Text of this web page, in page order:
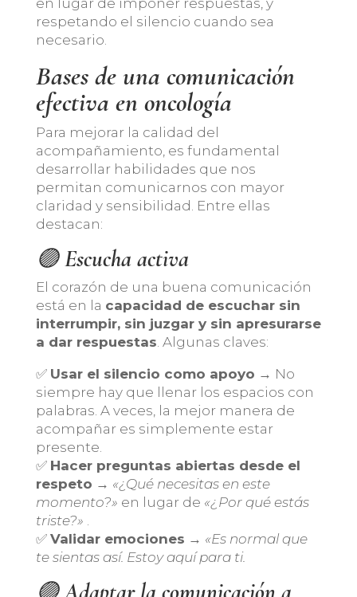
respetando el silencio cuando sea
necesario.
Bases de una comunicación
efectiva en oncología
Para mejorar la calidad del
acompañamiento, es fundamental
desarrollar habilidades que nos
permitan comunicarnos con mayor
claridad y sensibilidad. Entre ellas
destacan:
🟣Escucha activa
El corazón de una buena comunicación
está en la capacidad de escuchar sin
interrumpir, sin juzgar y sin apresurarse
a dar respuestas . Algunas claves:
✅ Usar el silencio como apoyo → No
siempre hay que llenar los espacios con
palabras. A veces, la mejor manera de
acompañar es simplemente estar
presente.
✅ Hacer preguntas abiertas desde el
respeto → «¿Qué necesitas en este
momento?» en lugar de «¿Por qué estás
triste?»
✅ Validar emociones → «Es normal que
te sientas así. Estoy aquí para ti.